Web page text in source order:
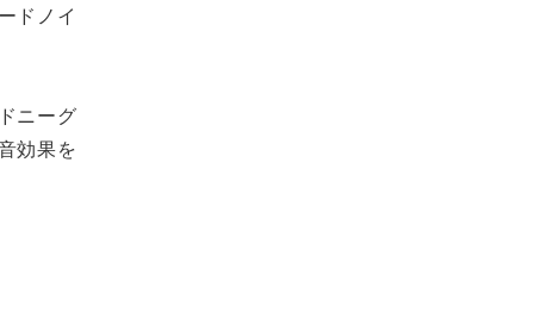
ドノイ
ニーグ
効果を